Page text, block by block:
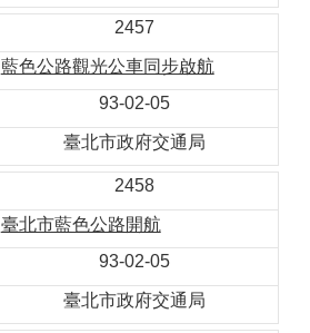
2457
藍色公路觀光公車同步啟航
93-02-05
臺北市政府交通局
2458
臺北市藍色公路開航
93-02-05
臺北市政府交通局